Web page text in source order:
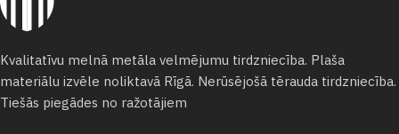
Kvalitatīvu melnā metāla velmējumu tirdzniecība. Plaša
materiālu izvēle noliktavā Rīgā. Nerūsējošā tērauda tirdzniecība.
Tiešās piegādes no ražotājiem